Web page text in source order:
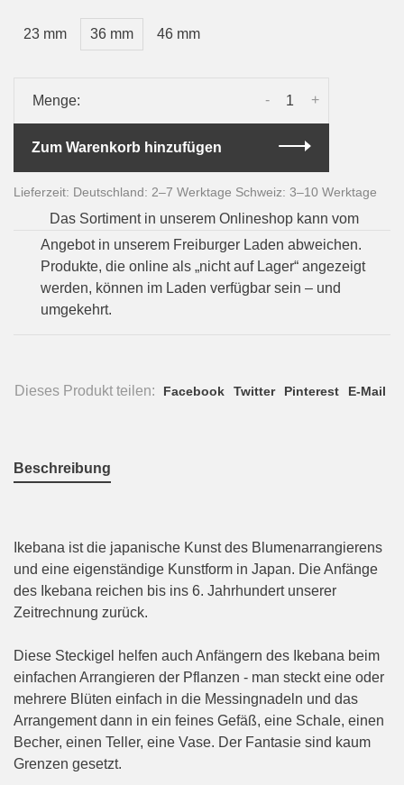
23 mm 36 mm 46 mm
Menge: +
-
Zum Warenkorb hinzufügen
Lieferzeit: Deutschland: 2–7 Werktage Schweiz: 3–10 Werktage
Das Sortiment in unserem Onlineshop kann vom
Angebot in unserem Freiburger Laden abweichen.
Produkte, die online als „nicht auf Lager“ angezeigt
werden, können im Laden verfügbar sein – und
umgekehrt.
Dieses Produkt teilen: Facebook Twitter Pinterest E-Mail
Beschreibung
Ikebana ist die japanische Kunst des Blumenarrangierens
und eine eigenständige Kunstform in Japan. Die Anfänge
des Ikebana reichen bis ins 6. Jahrhundert unserer
Zeitrechnung zurück.
Diese Steckigel helfen auch Anfängern des Ikebana beim
einfachen Arrangieren der Pflanzen - man steckt eine oder
mehrere Blüten einfach in die Messingnadeln und das
Arrangement dann in ein feines Gefäß, eine Schale, einen
Becher, einen Teller, eine Vase. Der Fantasie sind kaum
Grenzen gesetzt.